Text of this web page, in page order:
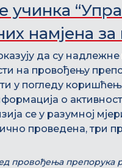
учинка
намјена
да су
на провођењу
у погледу
о
се у разумној
проведена, три
провођења препорука